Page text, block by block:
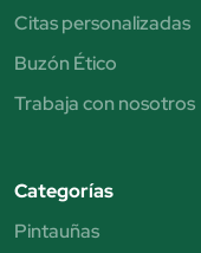
Citas personalizadas
Buzón Ético
Trabaja con nosotros
Categorías
Pintauñas